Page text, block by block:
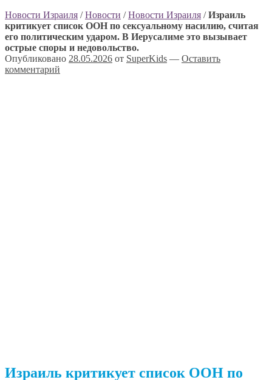
Новости Израиля /Новости /Новости Израиля /Израиль
критикует список ООН по сексуальному насилию, считая
его политическим ударом. В Иерусалиме это вызывает
острые споры и недовольство.
Опубликовано 28.05.2026 от SuperKids — Оставить
комментарий
Израиль критикует список ООН по